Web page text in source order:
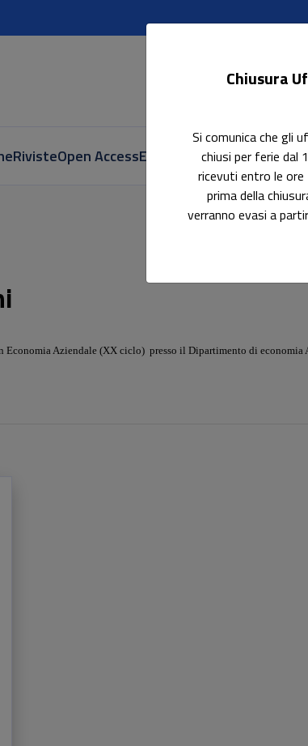
RivisteOpen AccessE-book AccessibiliIn
Economia Aziendale (XX ciclo) presso il Dipartimento di economia
Chiusura
Si comunica che gli
chiusi per ferie dal
ricevuti entro le
prima della
verranno evasi a